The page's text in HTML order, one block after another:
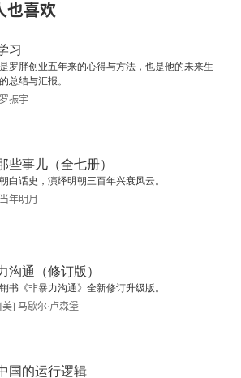
本体论和宇宙构成论
学的性情说
“性”
”之根据
值资源
治”
也喜欢
习
罗胖创业五年来的心得与方法，也是他的未来生
总结与汇报。
振宇
些事儿（全七册）
白话史，演绎明朝三百年兴衰风云。
年明月
沟通（修订版）
书《非暴力沟通》全新修订升级版。
] 马歇尔·卢森堡
国的运行逻辑